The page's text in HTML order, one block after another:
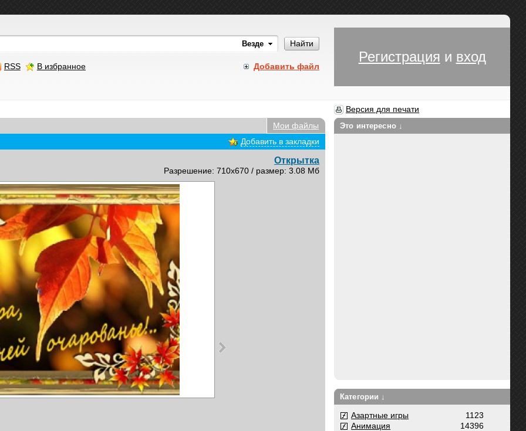
Найти
Добавить файл
RSS В избранное
Регистрация и вход
Версия для печати
Мои файлы
Добавить в закладки
Открытка
Разрешение: 710x670 / размер: 3.08 Мб
Это интересно ↓
Категории ↓
1123
Азартные игры
14396
Анимация